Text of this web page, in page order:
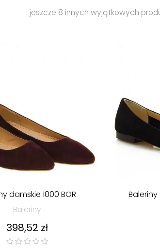
jeszcze 8 innych wyjątkowych
damskie 1000 BOR
Baleriny
Cena
398,52 zł
Baleriny